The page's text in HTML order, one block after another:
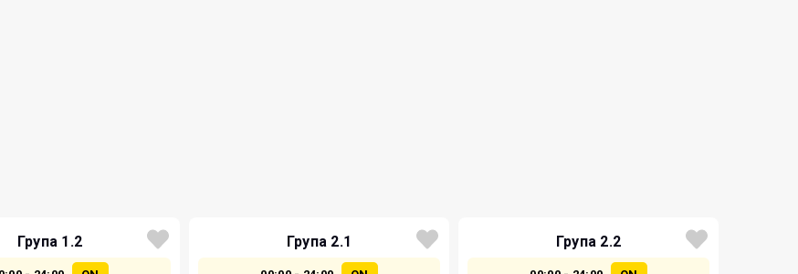
Група 1.2 Група 2.1 Група 2.2